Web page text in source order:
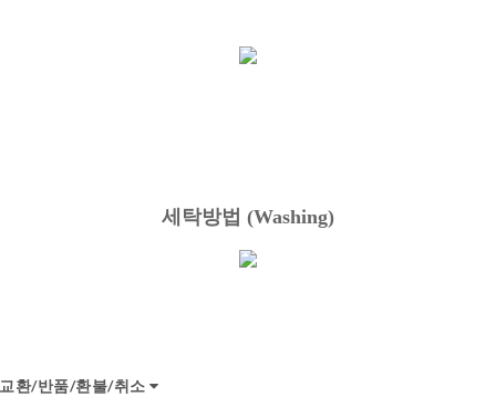
세탁방법 (Washing)
교환/반품/환불/취소